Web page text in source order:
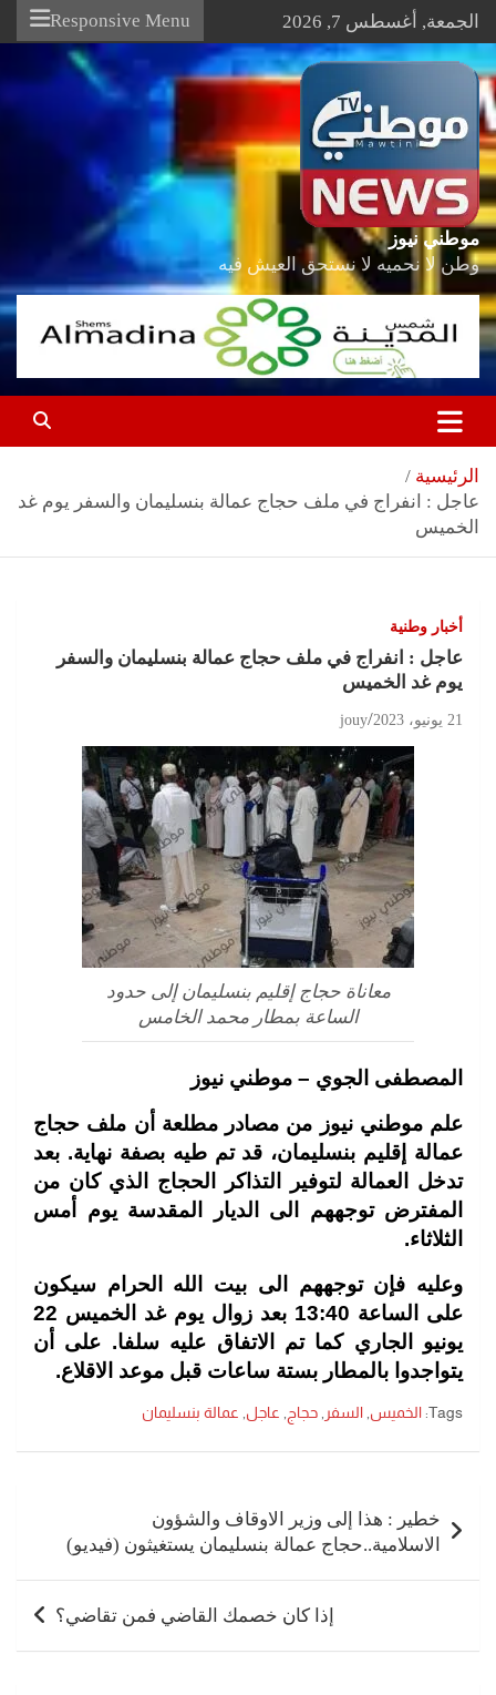
Skip
content
الجمعة, أغسطس 7, 2026 Responsive Menu
موطني نيوز
وطن لا نحميه لا نستحق العيش فيه
الرئيسية
عاجل : انفراج في ملف حجاج عمالة بنسليمان والسفر يوم غد
الخميس
أخبار وطنية
عاجل : انفراج في ملف حجاج عمالة بنسليمان والسفر
يوم غد الخميس
21 يونيو، 2023 jouy
معاناة حجاج إقليم بنسليمان إلى حدود
الساعة بمطار محمد الخامس
المصطفى الجوي – موطني نيوز
علم موطني نيوز من مصادر مطلعة أن ملف حجاج
عمالة إقليم بنسليمان، قد تم طيه بصفة نهاية. بعد
تدخل العمالة لتوفير التذاكر الحجاج الذي كان من
المفترض توجههم الى الديار المقدسة يوم أمس
الثلاثاء.
وعليه فإن توجههم الى بيت الله الحرام سيكون
على الساعة 13:40 بعد زوال يوم غد الخميس 22
يونيو الجاري كما تم الاتفاق عليه سلفا. على أن
يتواجدوا بالمطار بستة ساعات قبل موعد الاقلاع.
Tags: الخميس, السفر , حجاج, عاجل, عمالة بنسليمان
المقالاتخطير : هذا إلى وزير الاوقاف والشؤون
الاسلامية..حجاج عمالة بنسليمان يستغيثون (فيديو)
إذا كان خصمك القاضي فمن تقاضي؟